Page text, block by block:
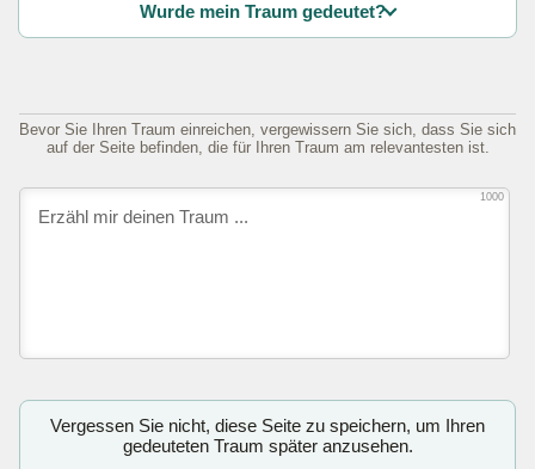
Wurde mein Traum gedeutet?
Bevor Sie Ihren Traum einreichen, vergewissern Sie sich, dass Sie sich
auf der Seite befinden, die für Ihren Traum am relevantesten ist.
1000
Vergessen Sie nicht, diese Seite zu speichern, um Ihren
gedeuteten Traum später anzusehen.